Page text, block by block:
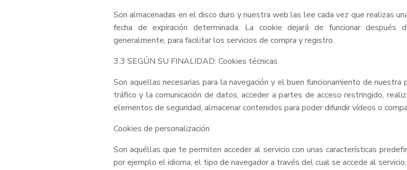
Son almacenadas en el disco duro y nuestra web las lee cada vez que realizas
fecha de expiración determinada. La cookie dejará de funcionar
generalmente, para facilitar los servicios de compra y registro.
3.3 SEGÚN SU FINALIDAD: Cookies técnicas
Son aquellas necesarias para la navegación y el buen funcionamiento de
tráfico y la comunicación de datos, acceder a partes de acceso restringido,
elementos de seguridad, almacenar contenidos para poder difundir vídeos o
Cookies de personalización
Son aquéllas que te permiten acceder al servicio con unas características
por ejemplo el idioma, el tipo de navegador a través del cual se accede al